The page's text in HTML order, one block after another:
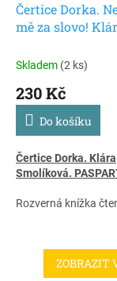
Čertice Dorka.
mě za slovo!
Skladem (2 ks)
230 Kč
Do košíku
Čertice Dorka. Klára
Smolíková.
Rozverná knížka
která v dětských
nabývat zcela
ZOBRAZIT